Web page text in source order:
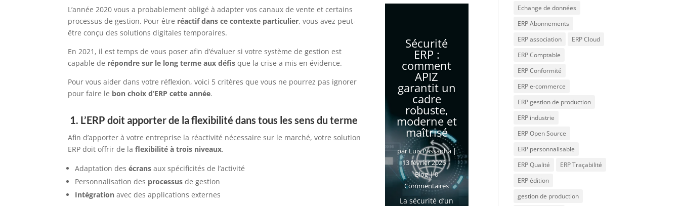
L’année 2020 vous a probablement obligé à adapter vos canaux de vente et certains
processus de gestion. Pour être réactif dans ce contexte particulier,vous avez peut-
être conçu des solutionsdigitalestemporaires.
En 2021, il est temps de vous poser afin d’évaluer si votre système de gestion est
capable de répondresur le long termeaux défis que la crise a mis en évidence.
Pour vous aider dans votre réflexion, voici 5 critères que vous ne pourrez pas ignorer
pour faire le bon choix d’ERP cette année.
1. L’ERP doit apporter de la flexibilité dans tous les sens du terme
Afin d’apporter à votre entreprise la réactivité nécessaire sur le marché, votre solution
ERP doitoffrirde laflexibilité à trois niveaux.
Adaptation desécrans aux spécificités de l’activité
Personnalisation des processusde gestion
Intégration avec des applications externes
Sécurité
ERP :
comment
APIZ
garantit un
cadre
robuste,
moderne et
maîtrisé
parLuis Passanha|
13 février 2026|
Blog| 0
Commentaires
La sécurité d’un
Echange de données
ERP Abonnements
ERP association
ERP Cloud
ERP Comptable
ERP Conformité
ERP e-commerce
ERP gestion de production
ERP industrie
ERP Open Source
ERP personnalisable
ERP Qualité
ERP Traçabilité
ERP édition
gestion de production